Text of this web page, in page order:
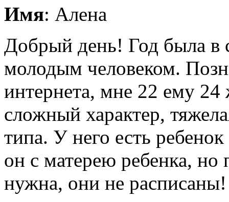
Имя: Алена
Добрый день! Год была в
молодым человеком.
интернета, мне 22 ему
сложный характер,
типа. У него есть
он с матерею ребенка, но
нужна, они не расписаны!